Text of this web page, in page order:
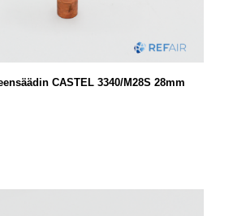
CASTEL 3340/M28S 28mm